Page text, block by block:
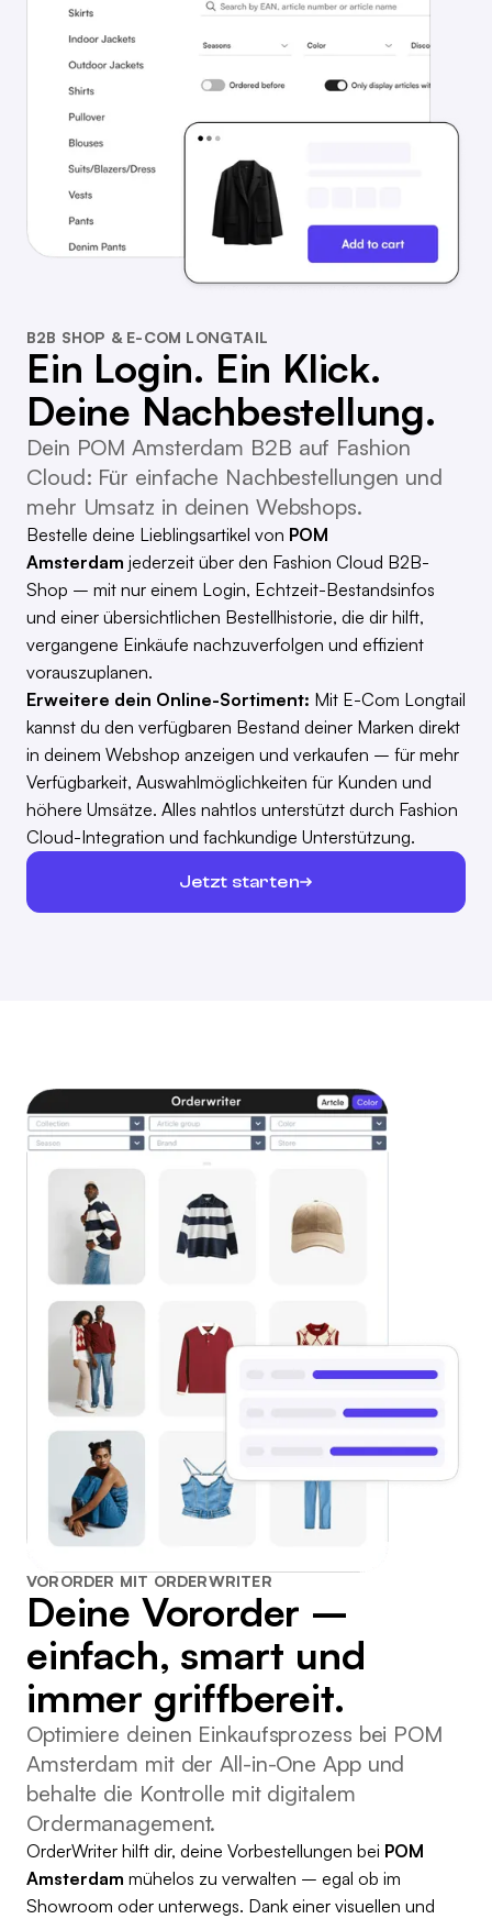
B2B SHOP & E-COM LONGTAIL
Ein Login. Ein Klick.
Deine Nachbestellung.
Dein POM Amsterdam B2B auf Fashion
Cloud: Für einfache Nachbestellungen und
mehr Umsatz in deinen Webshops.
Bestelle deine Lieblingsartikel von POM
Amsterdam jederzeit über den Fashion Cloud B2B-
Shop – mit nur einem Login, Echtzeit-Bestandsinfos
und einer übersichtlichen Bestellhistorie, die dir hilft,
vergangene Einkäufe nachzuverfolgen und effizient
vorauszuplanen.
Erweitere dein Online-Sortiment: Mit E-Com Longtail
kannst du den verfügbaren Bestand deiner Marken direkt
in deinem Webshop anzeigen und verkaufen – für mehr
Verfügbarkeit, Auswahlmöglichkeiten für Kunden und
höhere Umsätze. Alles nahtlos unterstützt durch Fashion
Cloud-Integration und fachkundige Unterstützung.
Jetzt starten
VORORDER MIT ORDERWRITER
Deine Vororder –
einfach, smart und
immer griffbereit.
Optimiere deinen Einkaufsprozess bei POM
Amsterdam mit der All-in-One App und
behalte die Kontrolle mit digitalem
Ordermanagement.
OrderWriter hilft dir, deine Vorbestellungen bei POM
Amsterdam mühelos zu verwalten – egal ob im
Showroom oder unterwegs. Dank einer visuellen und